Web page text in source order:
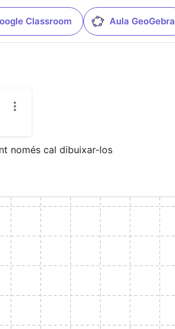
Classroom Aula GeoGebra
només cal dibuixar-los